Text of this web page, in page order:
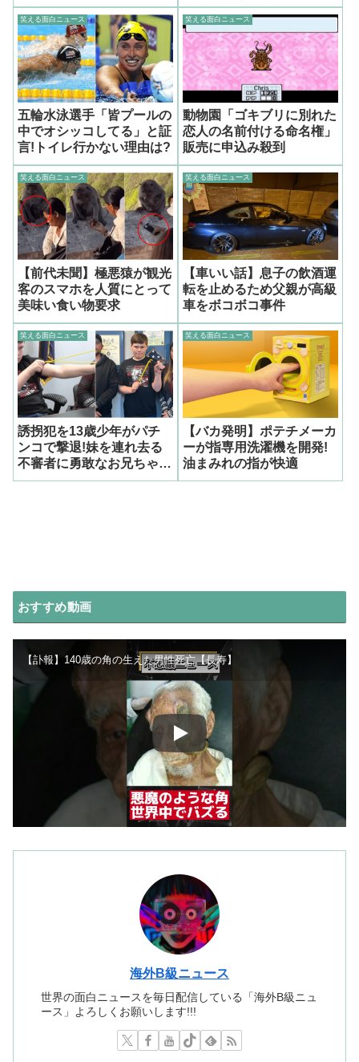
笑える面白ニュース
五輪水泳選手「皆プールの
中でオシッコしてる」と証
言!トイレ行かない理由は?
笑える面白ニュース
動物園「ゴキブリに別れた
恋人の名前付ける命名権」
販売に申込み殺到
笑える面白ニュース
【前代未聞】極悪猿が観光
客のスマホを人質にとって
美味い食い物要求
笑える面白ニュース
【車いい話】息子の飲酒運
転を止めるため父親が高級
車をボコボコ事件
笑える面白ニュース
誘拐犯を13歳少年がパチ
ンコで撃退!妹を連れ去る
不審者に勇敢なお兄ちゃん
が立ち向かう
笑える面白ニュース
【バカ発明】ポテチメーカ
ーが指専用洗濯機を開発!
油まみれの指が快適
おすすめ動画
【訃報】140歳の角の生えた男性死亡【長寿】
海外B級ニュース
世界の面白ニュースを毎日配信している「海外B級ニュ
ース」よろしくお願いします!!!